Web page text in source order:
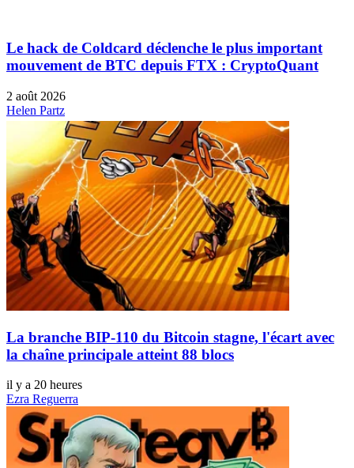
Le hack de Coldcard déclenche le plus important
mouvement de BTC depuis FTX : CryptoQuant
2 août 2026
Helen Partz
La branche BIP-110 du Bitcoin stagne, l'écart avec
la chaîne principale atteint 88 blocs
il y a 20 heures
Ezra Reguerra